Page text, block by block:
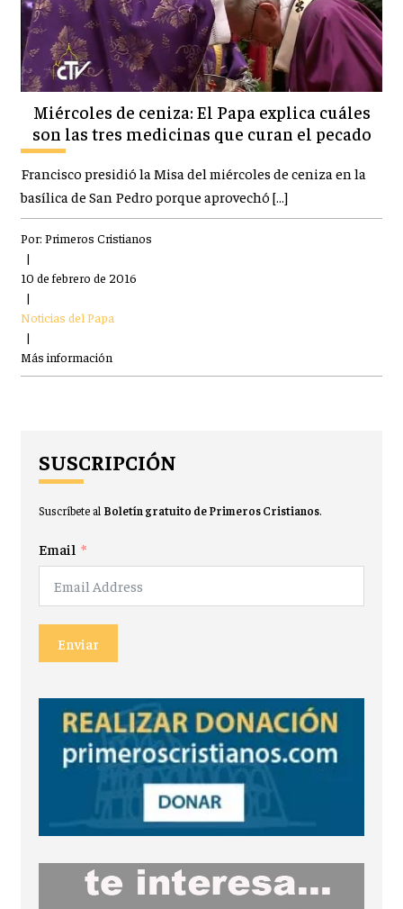
Miércoles de ceniza: El Papa explica cuáles
son las tres medicinas que curan el pecado
Francisco presidió la Misa del miércoles de ceniza en la
basílica de San Pedro porque aprovechó […]
Por: Primeros Cristianos
|
10 de febrero de 2016
|
Noticias del Papa
|
Más información
SUSCRIPCIÓN
Suscríbete al Boletín gratuito de Primeros Cristianos.
Email
Enviar